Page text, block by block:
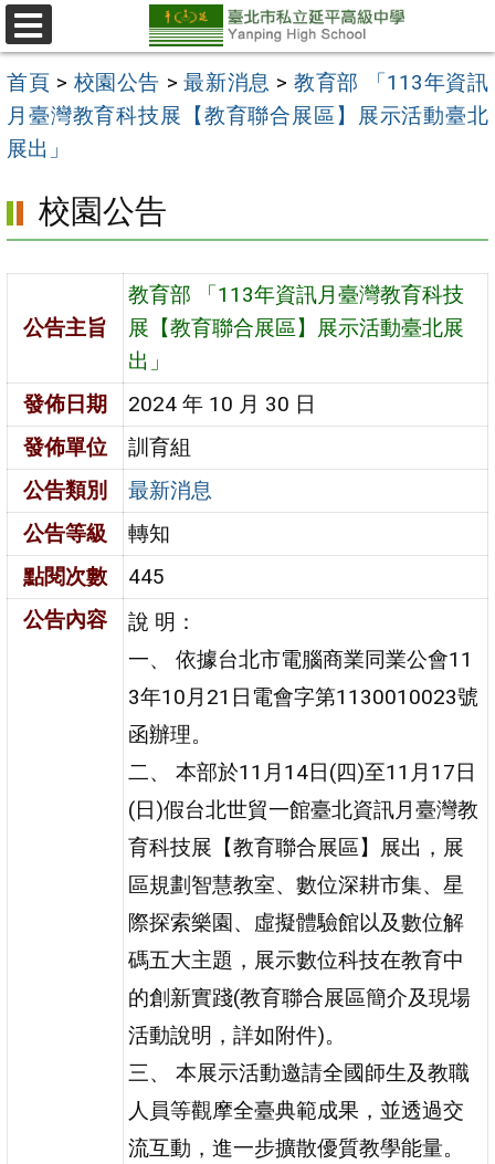
跳
至
主
要
內
選
單
首頁 > 校園公告 >最新消息 > 教育部 「113年資訊
月臺灣教育科技展【教育聯合展區】展示活動臺北
展出」
校園公告
公告主旨
教育部 「113年資訊月臺灣教育科技
展【教育聯合展區】展示活動臺北展
出」
發佈日期
2024 年 10 月 30 日
發佈單位
訓育組
公告類別
最新消息
公告等級
轉知
點閱次數
445
公告內容
說 明：
一、 依據台北市電腦商業同業公會11
3年10月21日電會字第1130010023號
函辦理。
二、 本部於11月14日(四)至11月17日
(日)假台北世貿一館臺北資訊月臺灣教
育科技展【教育聯合展區】展出，展
區規劃智慧教室、數位深耕市集、星
際探索樂園、虛擬體驗館以及數位解
碼五大主題，展示數位科技在教育中
的創新實踐(教育聯合展區簡介及現場
活動說明，詳如附件)。
三、 本展示活動邀請全國師生及教職
人員等觀摩全臺典範成果，並透過交
流互動，進一步擴散優質教學能量。